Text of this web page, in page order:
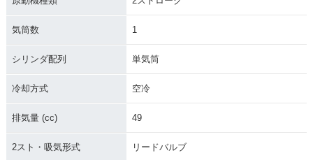
気筒数 1
シリンダ配列 単気筒
冷却方式 空冷
排気量 (cc) 49
2スト・吸気形式 リードバルブ